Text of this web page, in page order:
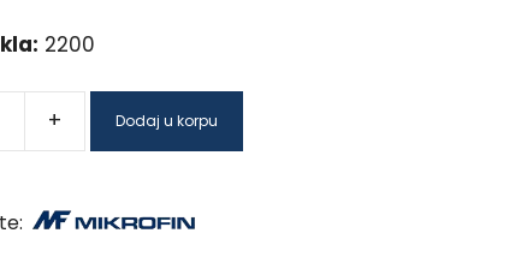
2200
+ Dodaj u korpu